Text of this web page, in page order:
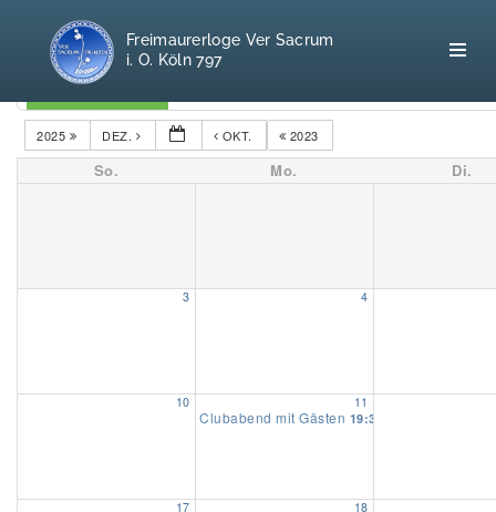
Freimaurerloge Ver Sacrum
i. O. Köln 797
Kategorien
2023
OKT.
DEZ.
2025
So. Mo. Di.
3 4
10 11
Clubabend mit Gästen 19:30
17 18